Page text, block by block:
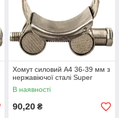
Хомут силовий А4 36-39 мм з
нержавіючої сталі Super
В наявності
90,20 ₴